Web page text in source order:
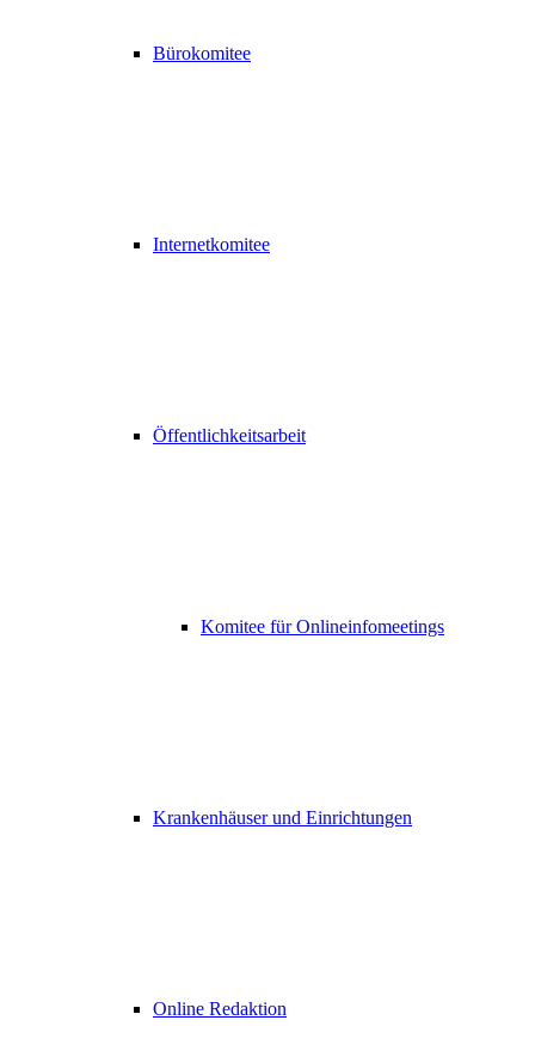
Bürokomitee
Internetkomitee
Öffentlichkeitsarbeit
Komitee für Onlineinfomeetings
Krankenhäuser und Einrichtungen
Online Redaktion